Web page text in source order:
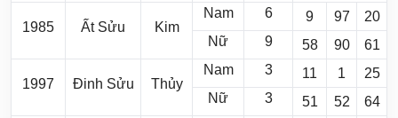
1985 Ất Sửu Kim
Nam 6 9 97
20
Nữ
9 58 90 61
1997 Đinh Sửu Thủy
Nam 3 11 1
25
Nữ
3 51 52 64